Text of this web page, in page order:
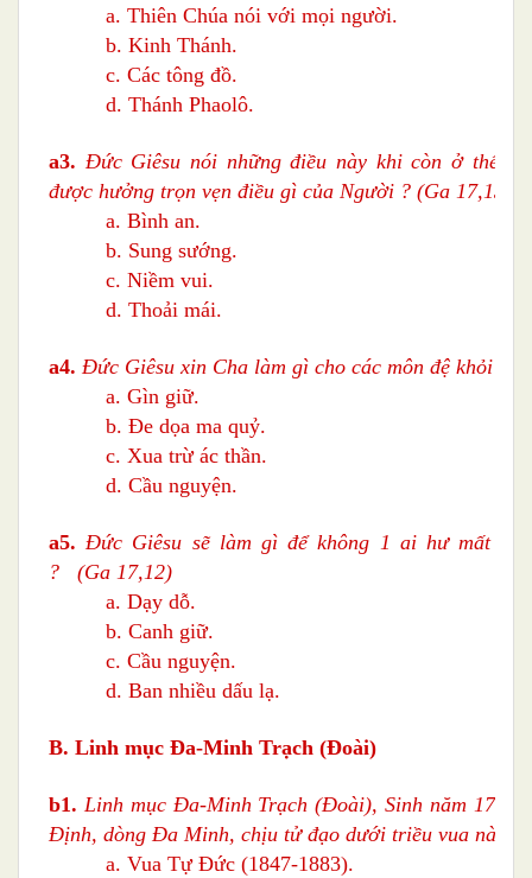
a. Thiên Chúa nói với mọi người.
b. Kinh Thánh.
c. Các tông đồ.
d. Thánh Phaolô.
a3. Đức Giêsu nói những điều này khi còn ở thế
được hưởng trọn vẹn điều gì của Người ? (Ga 17,13)
a. Bình an.
b. Sung sướng.
c. Niềm vui.
d. Thoải mái.
a4. Đức Giêsu xin Cha làm gì cho các môn đệ khỏi ác
a. Gìn giữ.
b. Đe dọa ma quỷ.
c. Xua trừ ác thần.
d. Cầu nguyện.
a5. Đức Giêsu sẽ làm gì để không 1 ai hư mất trừ
? (Ga 17,12)
a. Dạy dỗ.
b. Canh giữ.
c. Cầu nguyện.
d. Ban nhiều dấu lạ.
B. Linh mục Ða-Minh Trạch (Ðoài)
b1. Linh mục Ða-Minh Trạch (Ðoài), Sinh năm 1792
Ðịnh, dòng Ða Minh, chịu tử đạo dưới triều vua nào ?
a. Vua Tự Đức (1847-1883).